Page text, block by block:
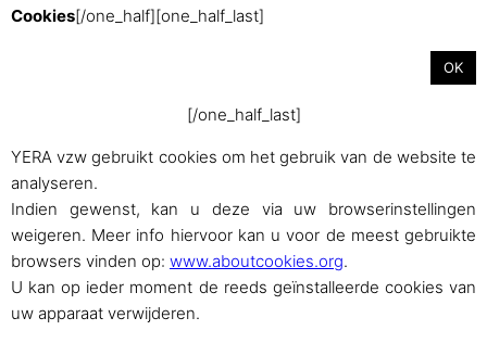
Met trots aangedreven doorWordPress
Cookies[/one_half][one_half_last]
OK
[/one_half_last]
YERA vzw gebruikt cookies om het gebruik van de website te
analyseren.
Indien gewenst, kan u deze via uw browserinstellingen
weigeren. Meer info hiervoor kan u voor de meest gebruikte
browsers vinden op: www.aboutcookies.org.
U kan op ieder moment de reeds geïnstalleerde cookies van
uw apparaat verwijderen.